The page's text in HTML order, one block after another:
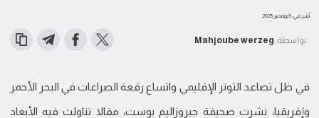
نُشر في: 5 نوفمبر 2025
بواسطة: Mahjoube werzeg
في ظل تصاعد التوتر الإقليمي واتساع رقعة الصراعات في البحر الأحمر
وإفريقيا، نشرت صحيفة جيروزاليم بوست، مقالا تناولت فيه الأبعاد